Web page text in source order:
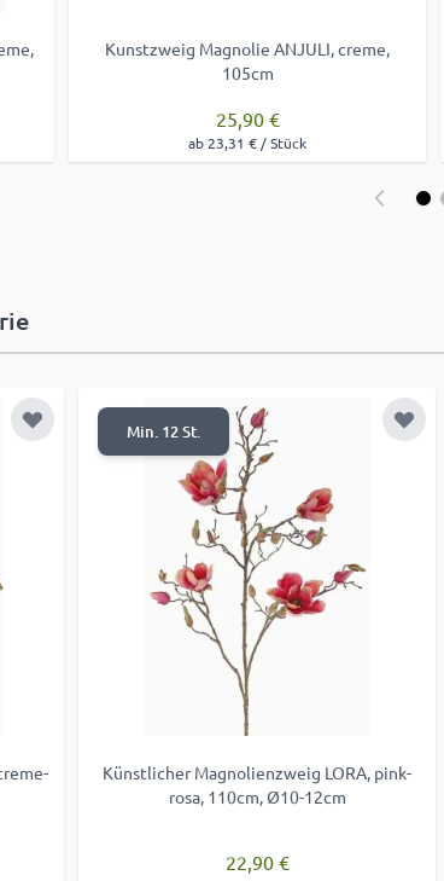
Kunstzweig Magnolie ANJULI, creme,
105cm
25,90 €
ab 23,31 € / Stück
Zur Wunschliste hinzufügen
Min. 12 St. Zur
Künstlicher Magnolienzweig LORA, pink-
rosa, 110cm, Ø10-12cm
22,90 €